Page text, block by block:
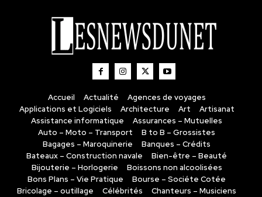
Accueil Actualité
Agences de voyages
Applications et Logiciels
Architecture Art
Artisanat
Assistance informatique
Assurances – Mutuelles
Auto – Moto – Transport
B to B – Grossistes
Bagages – Maroquinerie
Banques – Crédits
Bateaux – Construction navale
Bien-être – Beauté
Bijouterie – Horlogerie
Boissons non alcoolisées
Bons Plans – Vie Pratique
Bourse – Sociéte Cotée
Bricolage – outillage
Célébrités
Chanteurs – Musiciens